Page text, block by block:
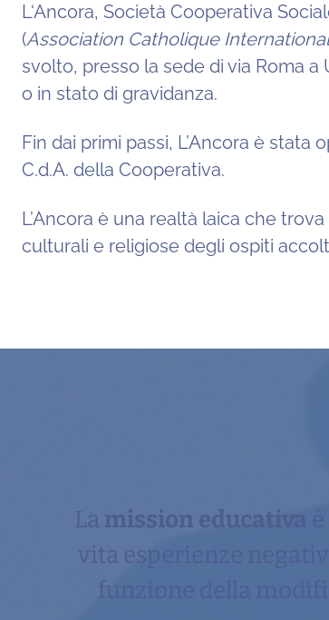
L‘Ancora, Società Cooperativa
(Association Catholique
svolto, presso la sede di via Roma
o in stato di gravidanza.
Fin dai primi passi, L’Ancora è
C.d.A. della Cooperativa.
L’Ancora è una realtà laica che
culturali e religiose degli ospiti
La mission educativa
vita esperienze
funzione della